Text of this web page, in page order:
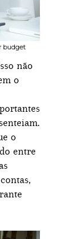
budget
não
o
o
entre